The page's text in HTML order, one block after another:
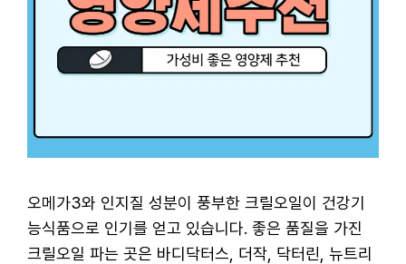
오메가3와 인지질 성분이 풍부한 크릴오일이 건강기
능식품으로 인기를 얻고 있습니다. 좋은 품질을 가진
크릴오일 파는 곳은 바디닥터스, 더작, 닥터린, 뉴트리